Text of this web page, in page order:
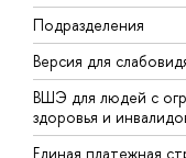
Подразделения
Версия для
ВШЭ для людей с
здоровья и
Единая платежная